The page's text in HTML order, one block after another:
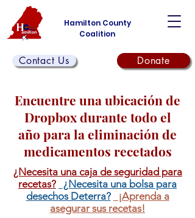
Hamilton County
Coalition
Contact Us Donate
Encuentre una ubicación de
Dropbox durante todo el
año para la eliminación de
medicamentos recetados
¿Necesita una caja de seguridad para
recetas? ¿Necesita una bolsa para
desechos Deterra?
¡Aprenda a
asegurar sus recetas!